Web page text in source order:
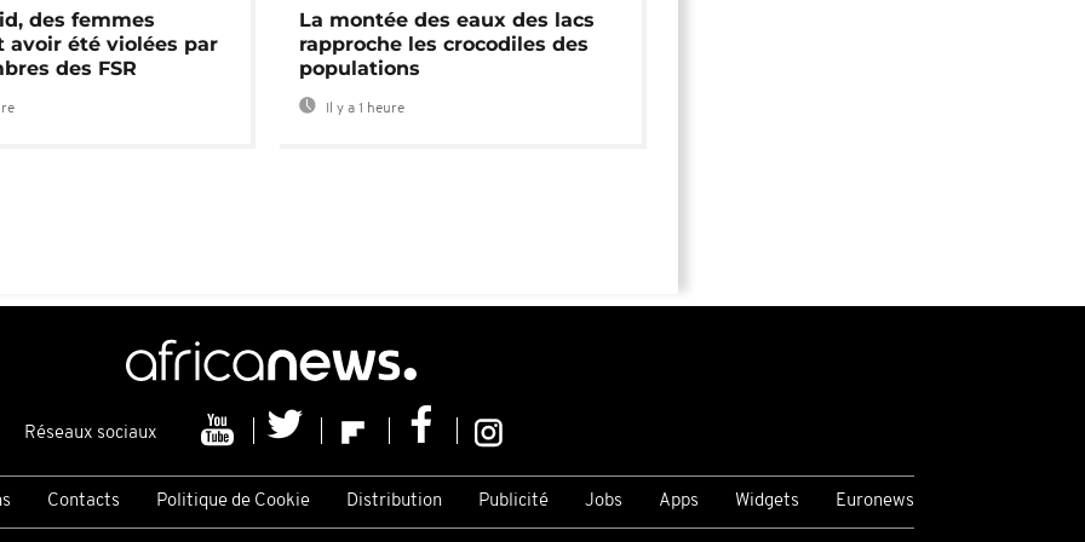
des femmes
avoir été violées par
des FSR
La montée des eaux des lacs
rapproche les crocodiles des
populations
Il y a 1 heure
Réseaux sociaux
Contacts Politique de Cookie Distribution Publicité Jobs Apps Widgets Euronews